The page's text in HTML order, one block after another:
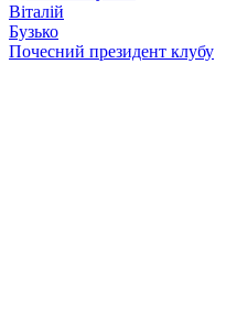
Віталій
Бузько
Почесний президент клубу